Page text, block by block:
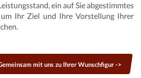
ein auf Sie abgestimmtes
um Ihr Ziel und Ihre Vorstellung Ihrer
mit uns zu Ihrer Wunschfigur ->